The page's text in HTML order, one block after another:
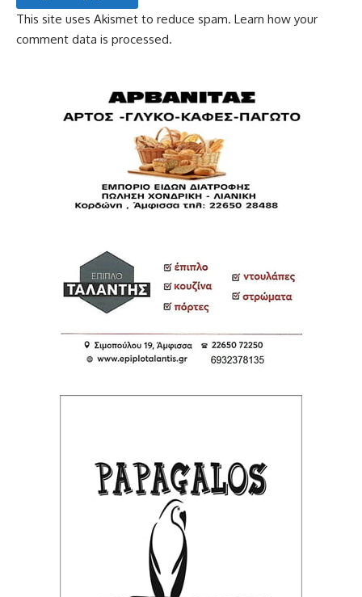
This site uses Akismet to reduce spam. Learn how your
comment data is processed.